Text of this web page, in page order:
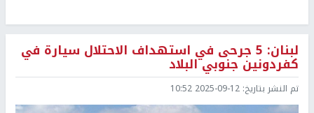
لبنان: 5 جرحى في استهداف الاحتلال سيارة في
كفردونين جنوبي البلاد
تم النشر بتاريخ: 2025-09-12 10:52